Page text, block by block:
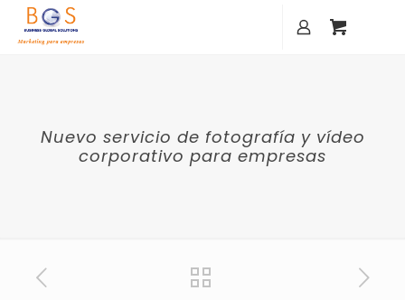
Nuevo servicio de fotografía y vídeo
corporativo para empresas